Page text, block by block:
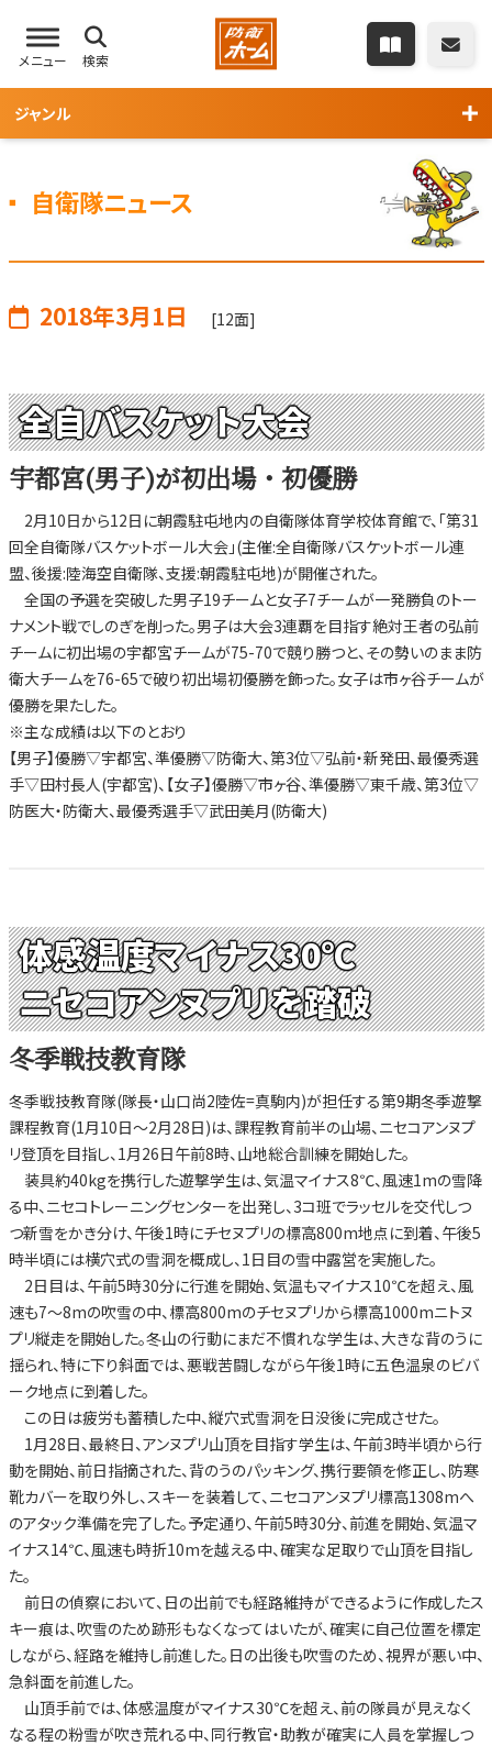
メニュー 検索
ジャンル
自衛隊ニュース
2018年3月1日 [12面]
全自バスケット大会
宇都宮(男子)が初出場・初優勝
2月10日から12日に朝霞駐屯地内の自衛隊体育学校体育館で、「第31
回全自衛隊バスケットボール大会」(主催:全自衛隊バスケットボール連
盟、後援:陸海空自衛隊、支援:朝霞駐屯地)が開催された。
全国の予選を突破した男子19チームと女子7チームが一発勝負のトー
ナメント戦でしのぎを削った。男子は大会3連覇を目指す絶対王者の弘前
チームに初出場の宇都宮チームが75-70で競り勝つと、その勢いのまま防
衛大チームを76-65で破り初出場初優勝を飾った。女子は市ヶ谷チームが
優勝を果たした。
※主な成績は以下のとおり
【男子】優勝▽宇都宮、準優勝▽防衛大、第3位▽弘前・新発田、最優秀選
手▽田村長人(宇都宮)、【女子】優勝▽市ヶ谷、準優勝▽東千歳、第3位▽
防医大・防衛大、最優秀選手▽武田美月(防衛大)
体感温度マイナス30℃
ニセコアンヌプリを踏破
冬季戦技教育隊
冬季戦技教育隊(隊長・山口尚2陸佐=真駒内)が担任する第9期冬季遊撃
課程教育(1月10日～2月28日)は、課程教育前半の山場、ニセコアンヌプ
リ登頂を目指し、1月26日午前8時、山地総合訓練を開始した。
装具約40kgを携行した遊撃学生は、気温マイナス8℃、風速1mの雪降
る中、ニセコトレーニングセンターを出発し、3コ班でラッセルを交代しつ
つ新雪をかき分け、午後1時にチセヌプリの標高800m地点に到着、午後5
時半頃には横穴式の雪洞を概成し、1日目の雪中露営を実施した。
2日目は、午前5時30分に行進を開始、気温もマイナス10℃を超え、風
速も7～8mの吹雪の中、標高800mのチセヌプリから標高1000mニトヌ
プリ縦走を開始した。冬山の行動にまだ不慣れな学生は、大きな背のうに
揺られ、特に下り斜面では、悪戦苦闘しながら午後1時に五色温泉のビバ
ーク地点に到着した。
この日は疲労も蓄積した中、縦穴式雪洞を日没後に完成させた。
1月28日、最終日、アンヌプリ山頂を目指す学生は、午前3時半頃から行
動を開始、前日指摘された、背のうのパッキング、携行要領を修正し、防寒
靴カバーを取り外し、スキーを装着して、ニセコアンヌプリ標高1308mへ
のアタック準備を完了した。予定通り、午前5時30分、前進を開始、気温マ
イナス14℃、風速も時折10mを越える中、確実な足取りで山頂を目指し
た。
前日の偵察において、日の出前でも経路維持ができるように作成したス
キー痕は、吹雪のため跡形もなくなってはいたが、確実に自己位置を標定
しながら、経路を維持し前進した。日の出後も吹雪のため、視界が悪い中、
急斜面を前進した。
山頂手前では、体感温度がマイナス30℃を超え、前の隊員が見えなく
なる程の粉雪が吹き荒れる中、同行教官・助教が確実に人員を掌握しつ